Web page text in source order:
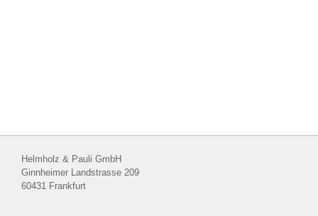
Helmholz & Pauli GmbH
Ginnheimer Landstrasse 209
60431 Frankfurt